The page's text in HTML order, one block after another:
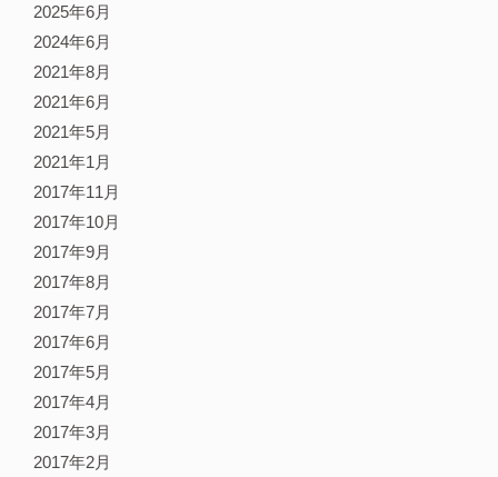
2025年6月
2024年6月
2021年8月
2021年6月
2021年5月
2021年1月
2017年11月
2017年10月
2017年9月
2017年8月
2017年7月
2017年6月
2017年5月
2017年4月
2017年3月
2017年2月